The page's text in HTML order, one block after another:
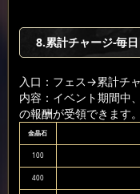
8.累計チャージ-毎日
入口：フェス→累計チ
内容：イベント期間中
の報酬が受領できます。
金晶石
100
400